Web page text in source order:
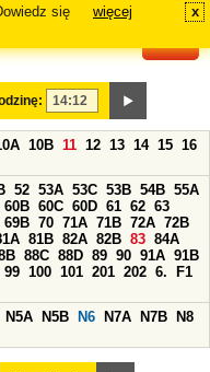
się
więcej x
10B 11 12 13 14 15 16
52 53A 53C 53B 54B 55A
60B 60C 60D 61 62 63
69B 70 71A 71B 72A 72B
81B 82A 82B 83 84A
88C 88D 89 90 91A 91B
99 100 101 201 202 6.
F1
N5A N5B N6 N7A N7B
N8